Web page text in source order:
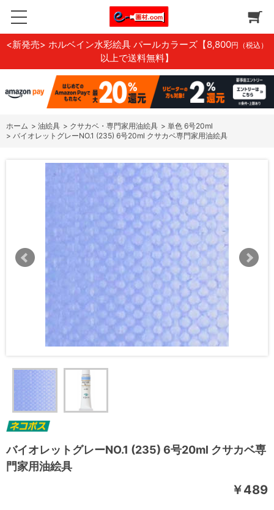
<新発売> ホルベイン水彩絵具 パールカラーズ 【8,800円（税込）
以上で送料無料】
ホーム > 油絵具 > クサカベ・専門家用油絵具 > 単色 6号20ml
> バイオレットグレーNO.1 (235) 6号20ml クサカベ専門家用油絵具
バイオレットグレーNO.1 (235) 6号20ml クサカベ専
門家用油絵具
￥489